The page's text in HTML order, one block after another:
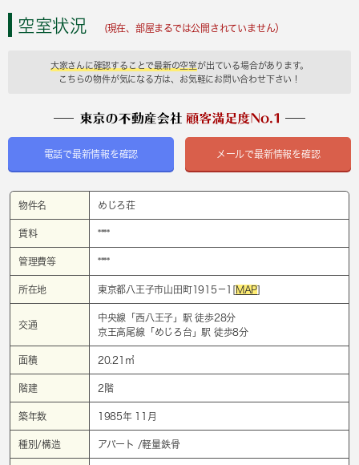
空室状況 (現在、部屋まるでは公開されていません）
大家さんに確認することで最新の空室が出ている場合があります。
こちらの物件が気になる方は、お気軽にお問い合わせ下さい！
電話で最新情報を確認 メールで最新情報を確認
物件名 めじろ荘
賃料 ****
管理費等 ****
所在地 東京都八王子市山田町1915－1[MAP]
交通
中央線「 西八王子 」駅 徒歩28分
京王高尾線「 めじろ台 」駅 徒歩8分
面積 20.21㎡
階建 2階
築年数 1985年 11月
種別/構造 アパート /軽量鉄骨